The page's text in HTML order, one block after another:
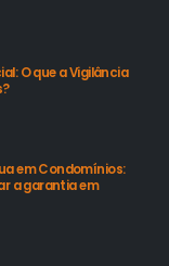
O que a Vigilância
em Condomínios:
a garantia em